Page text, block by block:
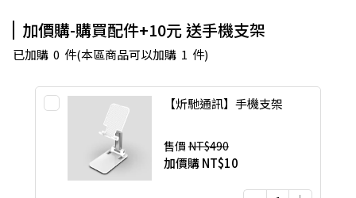
加價購-購買配件+10元 送手機支架
已加購 0 件(本區商品可以加購 1 件)
【炘馳通訊】手機支架
售價 NT$490
加價購NT$10